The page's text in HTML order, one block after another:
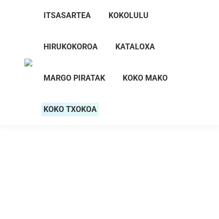
ITSASARTEA KOKOLULU
HIRUKOKOROA KATALOXA
MARGO PIRATAK KOKO MAKO
KOKO TXOKOA